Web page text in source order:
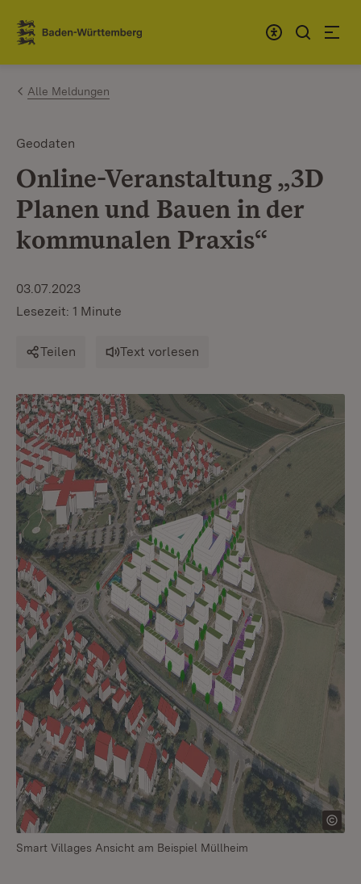
Zum Inhalt springen
Link zur Startseite
Alle Meldungen
Geodaten
Online-Veranstaltung „3D
Planen und Bauen in der
kommunalen Praxis“
03.07.2023
Lesezeit: 1 Minute
Teilen Text vorlesen
Smart Villages Ansicht am Beispiel Müllheim